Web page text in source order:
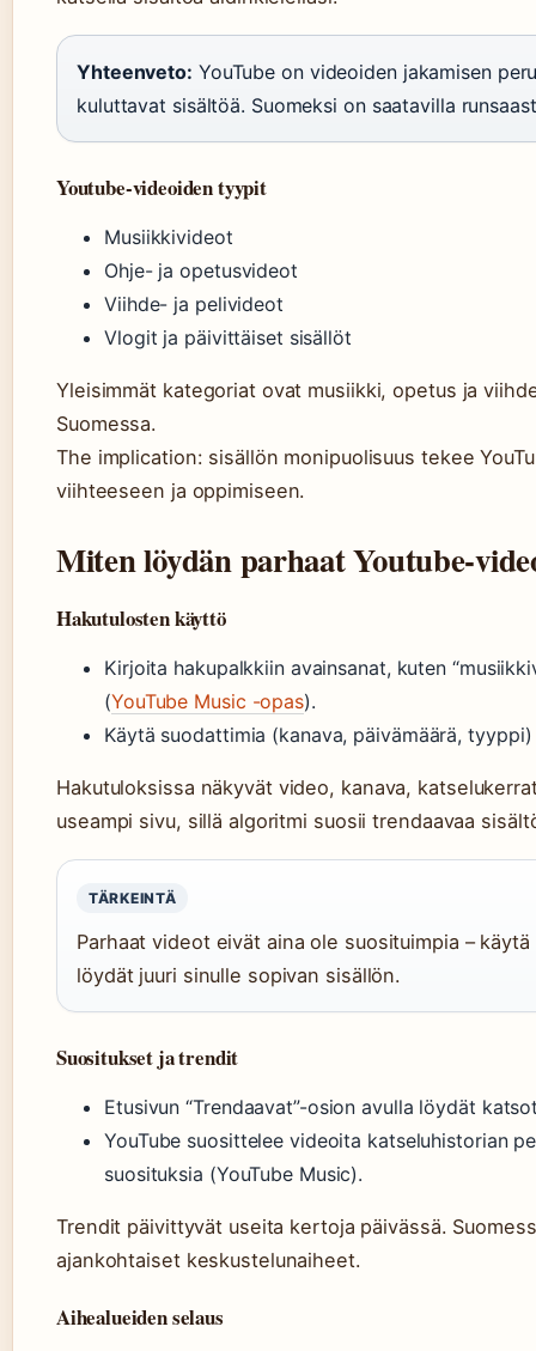
Yhteenveto: YouTube on videoiden jakamisen
kuluttavat sisältöä. Suomeksi on saatavilla
Youtube-videoiden tyypit
Musiikkivideot
Ohje- ja opetusvideot
Viihde- ja pelivideot
Vlogit ja päivittäiset sisällöt
Yleisimmät kategoriat ovat musiikki, opetus ja
Suomessa.
The implication: sisällön monipuolisuus tekee
viihteeseen ja oppimiseen.
Miten löydän parhaat Youtube-
Hakutulosten käyttö
Kirjoita hakupalkkiin avainsanat, kuten
(YouTube Music -opas).
Käytä suodattimia (kanava, päivämäärä,
Hakutuloksissa näkyvät video, kanava,
useampi sivu, sillä algoritmi suosii trendaavaa
TÄRKEINTÄ
Parhaat videot eivät aina ole suosituimpia –
löydät juuri sinulle sopivan sisällön.
Suositukset ja trendit
Etusivun “Trendaavat”-osion avulla löydät
YouTube suosittelee videoita katseluhistorian
suosituksia (YouTube Music).
Trendit päivittyvät useita kertoja päivässä.
ajankohtaiset keskustelunaiheet.
Aihealueiden selaus